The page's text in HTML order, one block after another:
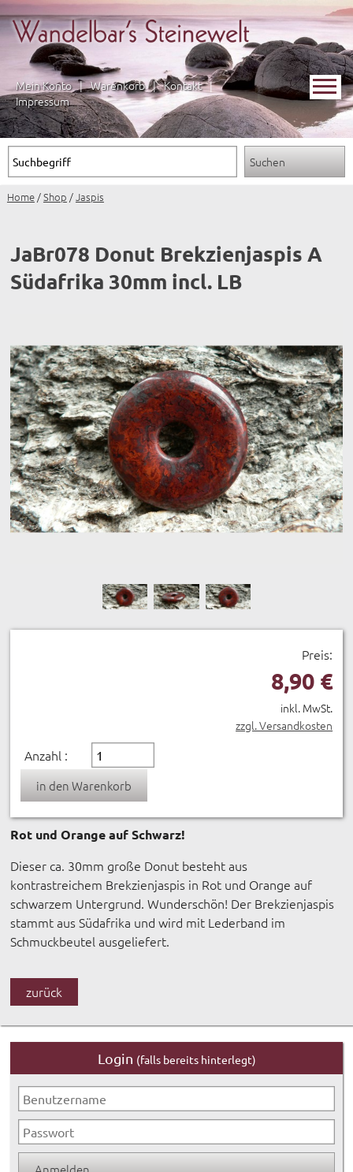
Mein Konto | Warenkorb | Kontakt |
Impressum
Home/Shop /Jaspis
JaBr078 Donut Brekzienjaspis A
Südafrika 30mm incl. LB
Preis:
8,90 €
inkl. MwSt.
zzgl. Versandkosten
Anzahl :
Rot und Orange auf Schwarz!
Dieser ca. 30mm große Donut besteht aus
kontrastreichem Brekzienjaspis in Rot und Orange auf
schwarzem Untergrund. Wunderschön! Der Brekzienjaspis
stammt aus Südafrika und wird mit Lederband im
Schmuckbeutel ausgeliefert.
zurück
Login (falls bereits hinterlegt)